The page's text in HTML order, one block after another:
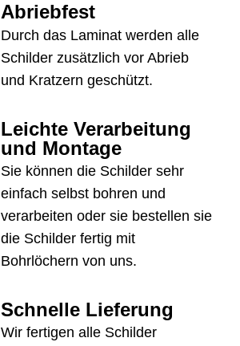
Abriebfest
Durch das Laminat werden alle
Schilder zusätzlich vor Abrieb
und Kratzern geschützt.
Leichte Verarbeitung
und Montage
Sie können die Schilder sehr
einfach selbst bohren und
verarbeiten oder sie bestellen sie
die Schilder fertig mit
Bohrlöchern von uns.
Schnelle Lieferung
Wir fertigen alle Schilder